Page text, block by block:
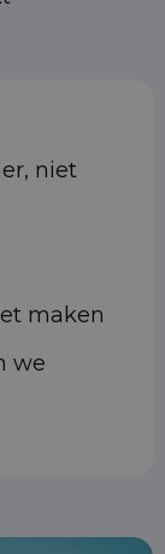
niet
maken
we